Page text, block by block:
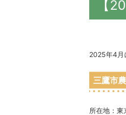
【
2025年4月
三鷹市
所在地：